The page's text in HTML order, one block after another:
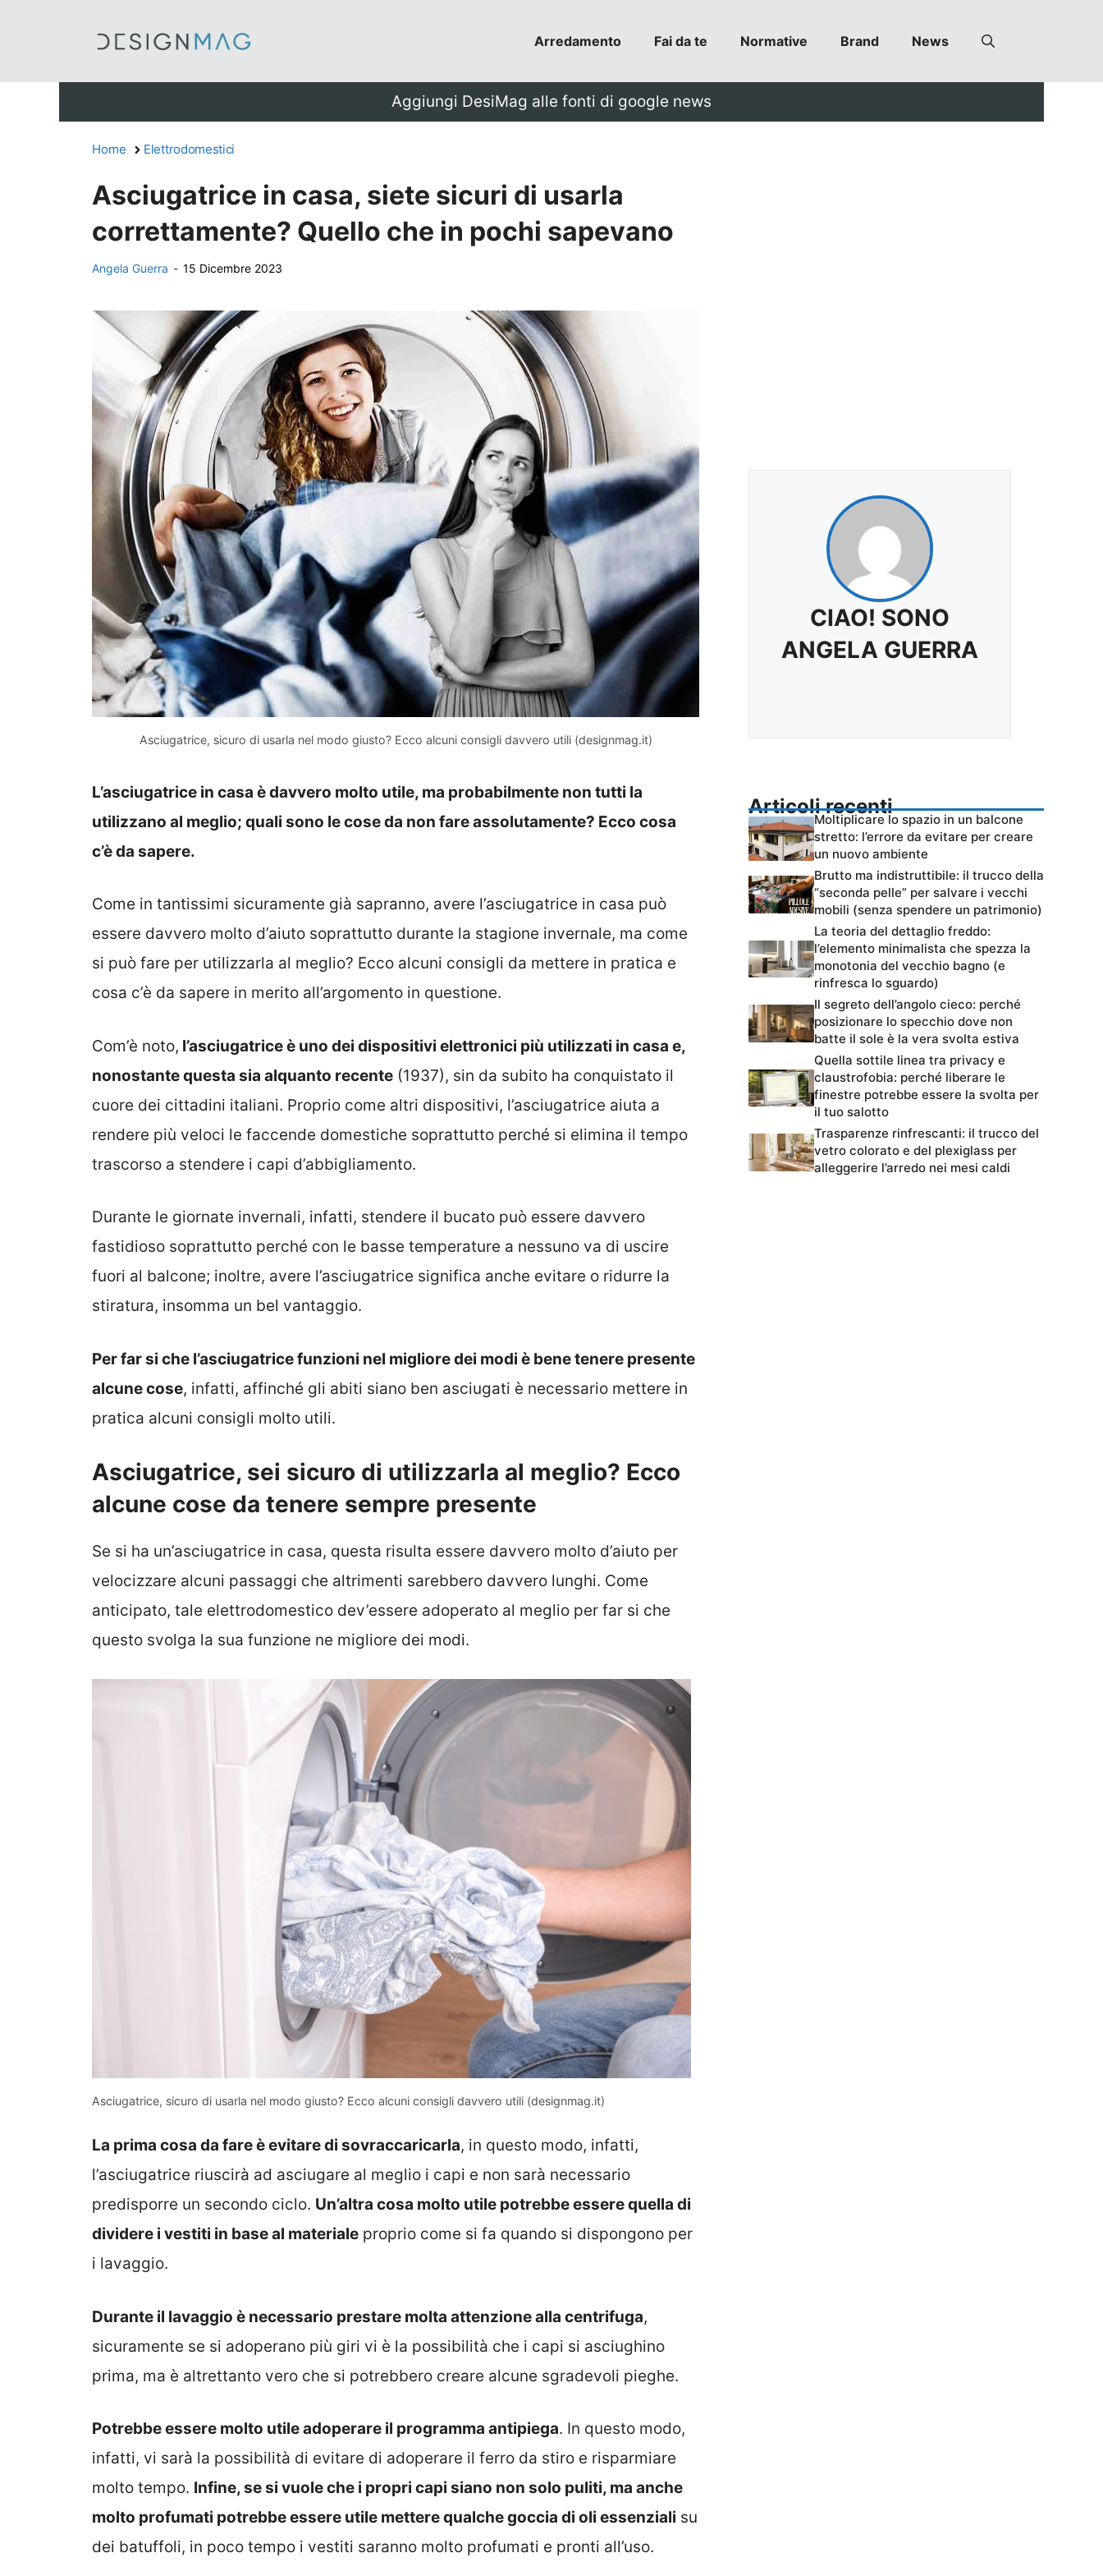
Arredamento Fai da te Normative Brand News
Aggiungi DesiMag alle fonti di google news
Home Elettrodomestici
Asciugatrice in casa, siete sicuri di usarla
correttamente? Quello che in pochi sapevano
Angela Guerra - 15 Dicembre 2023
Asciugatrice, sicuro di usarla nel modo giusto? Ecco alcuni consigli davvero utili (designmag.it)
L’asciugatrice in casa è davvero molto utile, ma probabilmente non tutti la
utilizzano al meglio; quali sono le cose da non fare assolutamente? Ecco cosa
c’è da sapere.
Come in tantissimi sicuramente già sapranno, avere l’asciugatrice in casa può
essere davvero molto d’aiuto soprattutto durante la stagione invernale, ma come
si può fare per utilizzarla al meglio? Ecco alcuni consigli da mettere in pratica e
cosa c’è da sapere in merito all’argomento in questione.
Com’è noto, l’asciugatrice è uno dei dispositivi elettronici più utilizzati in casa e,
nonostante questa sia alquanto recente (1937), sin da subito ha conquistato il
cuore dei cittadini italiani. Proprio come altri dispositivi, l’asciugatrice aiuta a
rendere più veloci le faccende domestiche soprattutto perché si elimina il tempo
trascorso a stendere i capi d’abbigliamento.
Durante le giornate invernali, infatti, stendere il bucato può essere davvero
fastidioso soprattutto perché con le basse temperature a nessuno va di uscire
fuori al balcone; inoltre, avere l’asciugatrice significa anche evitare o ridurre la
stiratura, insomma un bel vantaggio.
Per far si che l’asciugatrice funzioni nel migliore dei modi è bene tenere presente
alcune cose, infatti, affinché gli abiti siano ben asciugati è necessario mettere in
pratica alcuni consigli molto utili.
Asciugatrice, sei sicuro di utilizzarla al meglio? Ecco
alcune cose da tenere sempre presente
Se si ha un’asciugatrice in casa, questa risulta essere davvero molto d’aiuto per
velocizzare alcuni passaggi che altrimenti sarebbero davvero lunghi. Come
anticipato, tale elettrodomestico dev’essere adoperato al meglio per far si che
questo svolga la sua funzione ne migliore dei modi.
Asciugatrice, sicuro di usarla nel modo giusto? Ecco alcuni consigli davvero utili (designmag.it)
La prima cosa da fare è evitare di sovraccaricarla, in questo modo, infatti,
l’asciugatrice riuscirà ad asciugare al meglio i capi e non sarà necessario
predisporre un secondo ciclo. Un’altra cosa molto utile potrebbe essere quella di
dividere i vestiti in base al materiale proprio come si fa quando si dispongono per
i lavaggio.
Durante il lavaggio è necessario prestare molta attenzione alla centrifuga,
sicuramente se si adoperano più giri vi è la possibilità che i capi si asciughino
prima, ma è altrettanto vero che si potrebbero creare alcune sgradevoli pieghe.
Potrebbe essere molto utile adoperare il programma antipiega. In questo modo,
infatti, vi sarà la possibilità di evitare di adoperare il ferro da stiro e risparmiare
molto tempo. Infine, se si vuole che i propri capi siano non solo puliti, ma anche
molto profumati potrebbe essere utile mettere qualche goccia di oli essenziali su
dei batuffoli, in poco tempo i vestiti saranno molto profumati e pronti all’uso.
CIAO! SONO
ANGELA GUERRA
Articoli recenti
Moltiplicare lo spazio in un balcone
stretto: l’errore da evitare per creare
un nuovo ambiente
Brutto ma indistruttibile: il trucco della
“seconda pelle” per salvare i vecchi
mobili (senza spendere un patrimonio)
La teoria del dettaglio freddo:
l’elemento minimalista che spezza la
monotonia del vecchio bagno (e
rinfresca lo sguardo)
Il segreto dell’angolo cieco: perché
posizionare lo specchio dove non
batte il sole è la vera svolta estiva
Quella sottile linea tra privacy e
claustrofobia: perché liberare le
finestre potrebbe essere la svolta per
il tuo salotto
Trasparenze rinfrescanti: il trucco del
vetro colorato e del plexiglass per
alleggerire l’arredo nei mesi caldi